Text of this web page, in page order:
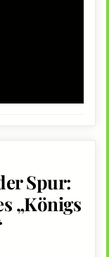
Spur:
„Königs